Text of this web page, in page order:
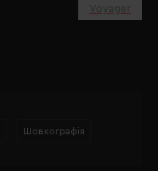
Voyager
Шовкографія